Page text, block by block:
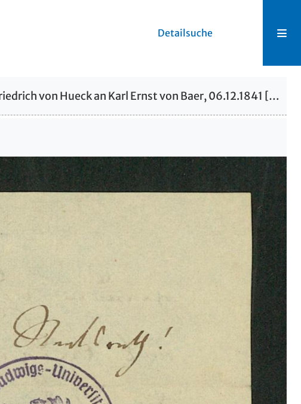
Detailsuche
Brief von Alexander Friedrich von Hueck an Karl Ernst von Baer, 06.12.1841 [6t Dec 1841]